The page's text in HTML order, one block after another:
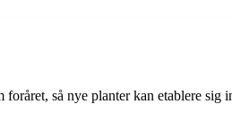
så nye planter kan etablere sig